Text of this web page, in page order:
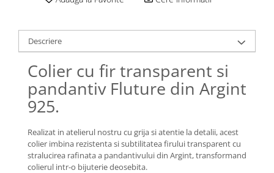
Coliere cu Perle Preciosa
COLIERE ȘNUR REGLABIL
Coliere cu Inimioare
Coliere cu Cruce
Coliere cu Stea
Coliere cu Soare
Coliere cu Semilună
Coliere cu Zodii
Coliere cu Flori
Descriere
Colier cu fir transparent si
pandantiv Fluture din Argint
925.
Realizat in atelierul nostru cu grija si atentie la detalii, acest
colier imbina rezistenta si subtilitatea firului transparent cu
stralucirea rafinata a pandantivului din Argint, transformand
colierul intr-o bijuterie deosebita.